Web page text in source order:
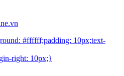
#ffffff;padding: 10px;text-
right: 10px;}